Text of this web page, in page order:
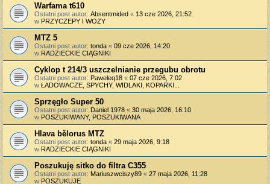
Warfama t610
Ostatni post autor: Absentmided « 13 cze 2026, 21:52
w PRZYCZEPY I WOZY
MTZ 5
Ostatni post autor: tonda « 09 cze 2026, 14:20
w RADZIECKIE CIĄGNIKI
Cyklop t 214/3 uszczelnianie przegubu obrotu
Ostatni post autor: Paweleq18 « 07 cze 2026, 7:02
w ŁADOWACZE, SPYCHY, WIDLAKI, KOPARKI...
Sprzęgło Super 50
Ostatni post autor: Daniel 1978 « 30 maja 2026, 16:10
w POSZUKIWANY, POSZUKIWANA
Hlava bělorus MTZ
Ostatni post autor: tonda « 29 maja 2026, 9:18
w RADZIECKIE CIĄGNIKI
Poszukuję sitko do filtra C355
Ostatni post autor: Mariuszwciszy89 « 27 maja 2026, 11:28
w POSZUKUJĘ